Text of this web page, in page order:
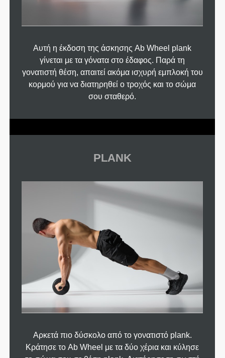
Αυτή η έκδοση της άσκησης Ab Wheel plank
γίνεται με τα γόνατα στο έδαφος. Παρά τη
γονατιστή θέση, απαιτεί ακόμα ισχυρή εμπλοκή του
κορμού για να διατηρηθεί ο τροχός και το σώμα
σου σταθερό.
PLANK
Αρκετά πιο δύσκολο από το γονατιστό plank.
Κράτησε το Ab Wheel με τα δύο χέρια και κύλησε